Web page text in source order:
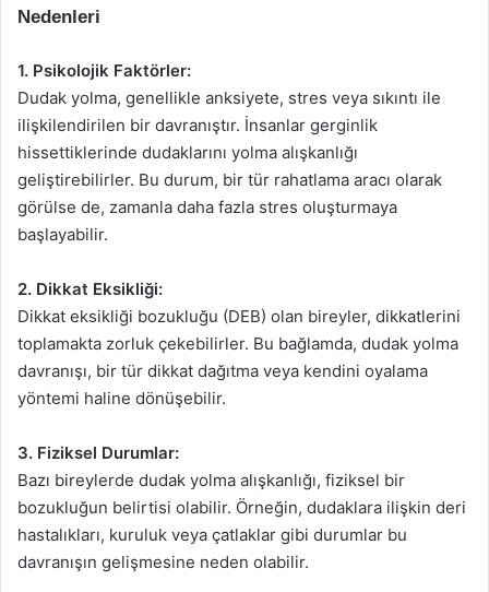
Nedenleri
1. Psikolojik Faktörler:
Dudak yolma, genellikle anksiyete, stres veya sıkıntı ile
ilişkilendirilen bir davranıştır. İnsanlar gerginlik
hissettiklerinde dudaklarını yolma alışkanlığı
geliştirebilirler. Bu durum, bir tür rahatlama aracı olarak
görülse de, zamanla daha fazla stres oluşturmaya
başlayabilir.
2. Dikkat Eksikliği:
Dikkat eksikliği bozukluğu (DEB) olan bireyler, dikkatlerini
toplamakta zorluk çekebilirler. Bu bağlamda, dudak yolma
davranışı, bir tür dikkat dağıtma veya kendini oyalama
yöntemi haline dönüşebilir.
3. Fiziksel Durumlar:
Bazı bireylerde dudak yolma alışkanlığı, fiziksel bir
bozukluğun belirtisi olabilir. Örneğin, dudaklara ilişkin deri
hastalıkları, kuruluk veya çatlaklar gibi durumlar bu
davranışın gelişmesine neden olabilir.